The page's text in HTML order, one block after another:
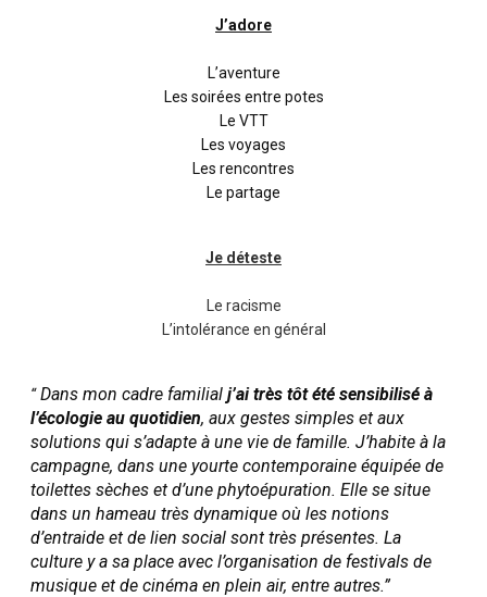
J’adore
L’aventure
Les soirées entre potes
Le VTT
Les voyages
Les rencontres
Le partage
Je déteste
Le racisme
L’intolérance en général
“Dans mon cadre familial j’ai très tôt été sensibilisé à
l’écologie au quotidien, aux gestes simples et aux
solutions qui s’adapte à une vie de famille. J’habite à la
campagne, dans une yourte contemporaine équipée de
toilettes sèches et d’une phytoépuration. Elle se situe
dans un hameau très dynamique où les notions
d’entraide et de lien social sont très présentes. La
culture y a sa place avec l’organisation de festivals de
musique et de cinéma en plein air, entre autres.”